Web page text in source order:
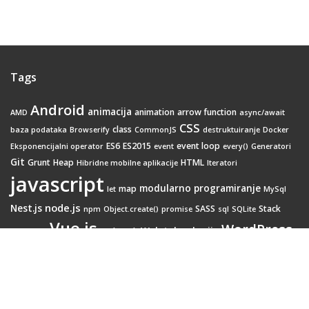
Tags
AMD Android animacija animation arrow function async/await
baza podataka Browserify class CommonJS CSS destruktuiranje Docker
Eksponencijalni operator ES6 ES2015 event event loop every() Generatori
Git Grunt Heap Hibridne mobilne aplikacije HTML Iteratori
javascript let map modularno programiranje MySql
Nest.js node.js npm Object.create() promise SASS sql SQLite Stack
transition Vue.js Webpack Web tehnologije WordPress